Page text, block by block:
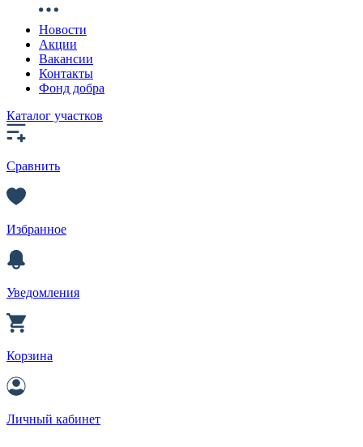
Новости
Акции
Вакансии
Контакты
Фонд добра
Каталог участков
Сравнить
Избранное
Уведомления
Корзина
Личный кабинет